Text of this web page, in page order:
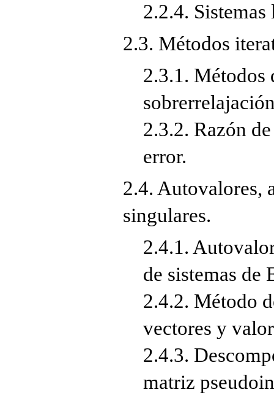
2.2.4.
2.3. Métodos
2.3.1. Métodos
2.3.2. Razón
error.
2.4. Autovalores,
singulares.
2.4.1.
de sistemas de
2.4.2. Método
vectores y
2.4.3.
matriz